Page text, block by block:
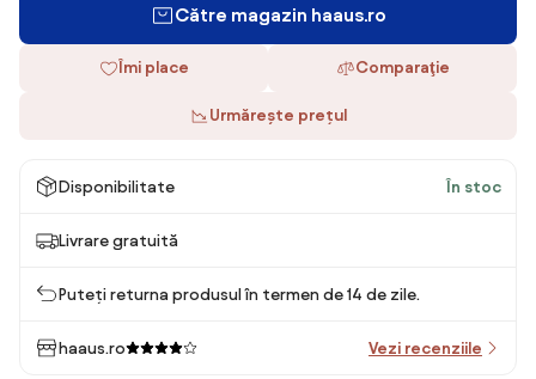
Către magazin haaus.ro
Îmi place Comparaţie
Urmărește prețul
Disponibilitate În stoc
Livrare gratuită
Puteți returna produsul în termen de 14 de zile.
haaus.ro Vezi recenziile